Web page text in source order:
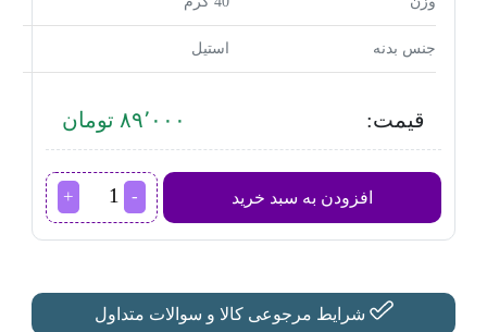
جنس بدنه استیل
قیمت: ۸۹٬۰۰۰ تومان
افزودن به سبد خرید
سیر
له
TE03
عدد
شرایط مرجوعی کالا و سوالات متداول